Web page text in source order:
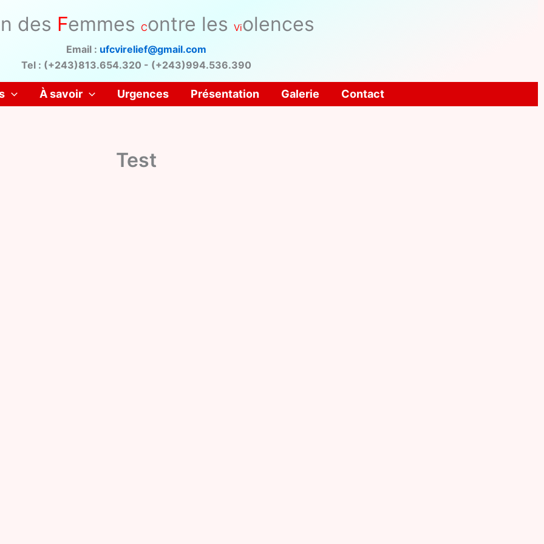
des Femmes Contre les Violences
Email : ufcvirelief@gmail.com
Tel : (+243)813.654.320 - (+243)994.536.390
À savoir Urgences Présentation Galerie Contact
Test